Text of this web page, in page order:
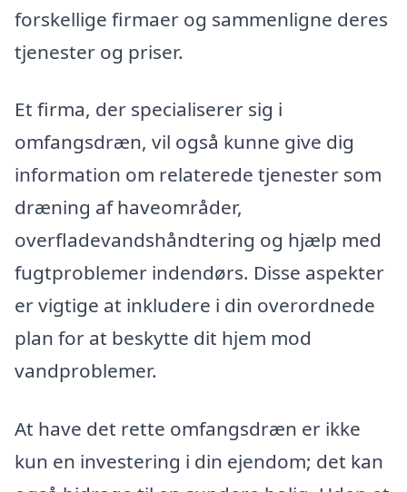
forskellige firmaer og sammenligne deres
tjenester og priser.
Et firma, der specialiserer sig i
omfangsdræn, vil også kunne give dig
information om relaterede tjenester som
dræning af haveområder,
overfladevandshåndtering og hjælp med
fugtproblemer indendørs. Disse aspekter
er vigtige at inkludere i din overordnede
plan for at beskytte dit hjem mod
vandproblemer.
At have det rette omfangsdræn er ikke
kun en investering i din ejendom; det kan